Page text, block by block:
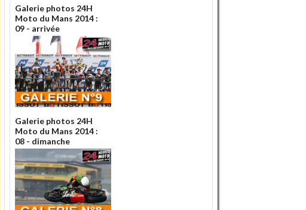
Galerie photos 24H
Moto du Mans 2014 :
09 - arrivée
Galerie photos 24H
Moto du Mans 2014 :
08 - dimanche